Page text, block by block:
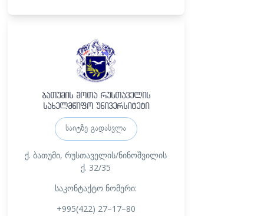
ბათუმის შოთა რუსთაველის
სახელმწიფო უნივერსიტეტი
საიტზე გადასვლა
ქ. ბათუმი, რუსთაველის/ნინოშვილის
ქ. 32/35
საკონტაქტო ნომერი:
+995(422) 27–17–80